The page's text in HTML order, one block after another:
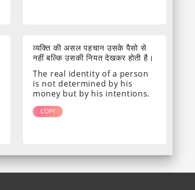
व्यक्ति की असल पहचान उसके पैसो से
नहीं बल्कि उसकी नियत देखकर होती है।
The real identity of a person
is not determined by his
money but by his intentions.
COPY